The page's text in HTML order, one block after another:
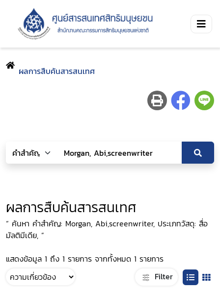
ผลการสืบค้นสารสนเทศ
ผลการสืบค้นสารสนเทศ
“ ค้นหา คำสำคัญ: Morgan, Abi,screenwriter, ประเภทวัสดุ: สื่อ
มัลติมีเดีย, ”
แสดงข้อมูล 1 ถึง 1 รายการ จากทั้งหมด 1 รายการ
Filter